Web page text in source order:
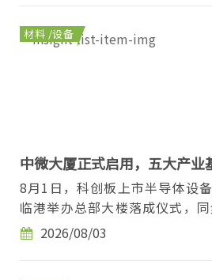
材料 /设备
中微大厦正式启用，五大产业
米扩产计划
8月1日，科创板上市半导体设
临港举办总部大楼落成仪式，
年庆典，临港集研发与生产于一
地...
2026/08/03